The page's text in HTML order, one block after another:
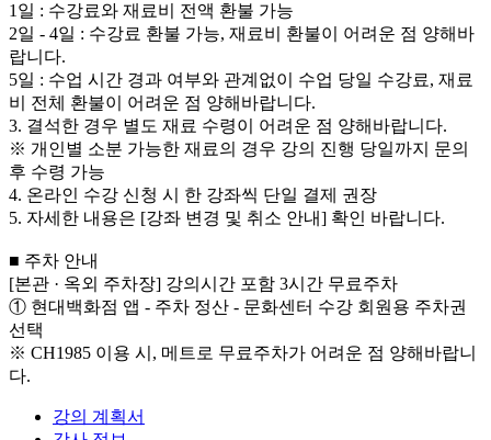
1일 : 수강료와 재료비 전액 환불 가능
2일 - 4일 : 수강료 환불 가능, 재료비 환불이 어려운 점 양해바
랍니다.
5일 : 수업 시간 경과 여부와 관계없이 수업 당일 수강료, 재료
비 전체 환불이 어려운 점 양해바랍니다.
3. 결석한 경우 별도 재료 수령이 어려운 점 양해바랍니다.
※ 개인별 소분 가능한 재료의 경우 강의 진행 당일까지 문의
후 수령 가능
4. 온라인 수강 신청 시 한 강좌씩 단일 결제 권장
5. 자세한 내용은 [강좌 변경 및 취소 안내] 확인 바랍니다.
■ 주차 안내
[본관 · 옥외 주차장] 강의시간 포함 3시간 무료주차
① 현대백화점 앱 - 주차 정산 - 문화센터 수강 회원용 주차권
선택
※ CH1985 이용 시, 메트로 무료주차가 어려운 점 양해바랍니
다.
강의 계획서